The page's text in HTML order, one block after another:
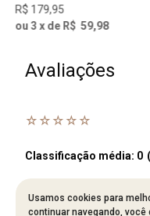
R$ 179,95
ou3x de R$ 59,98
Avaliações
☆ ☆ ☆ ☆ ☆
Classificação média: 0
Faça login para
Usamos cookies para
continuar navegando,